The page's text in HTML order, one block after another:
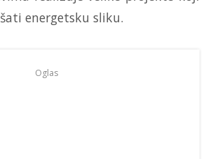
energetsku sliku.
Oglas